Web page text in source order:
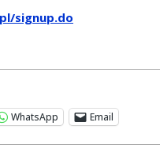
signup.do
WhatsApp Email